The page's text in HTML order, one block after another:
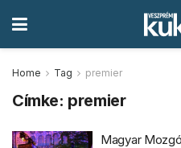
Home Tag premier
Címke: premier
Magyar